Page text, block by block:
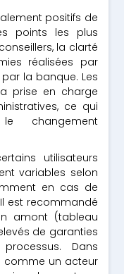
positifs de
points les plus
la clarté
réalisées par
la banque. Les
prise en charge
ce qui
le changement
utilisateurs
variables selon
en cas de
est recommandé
amont (tableau
de garanties
Dans
comme un acteur